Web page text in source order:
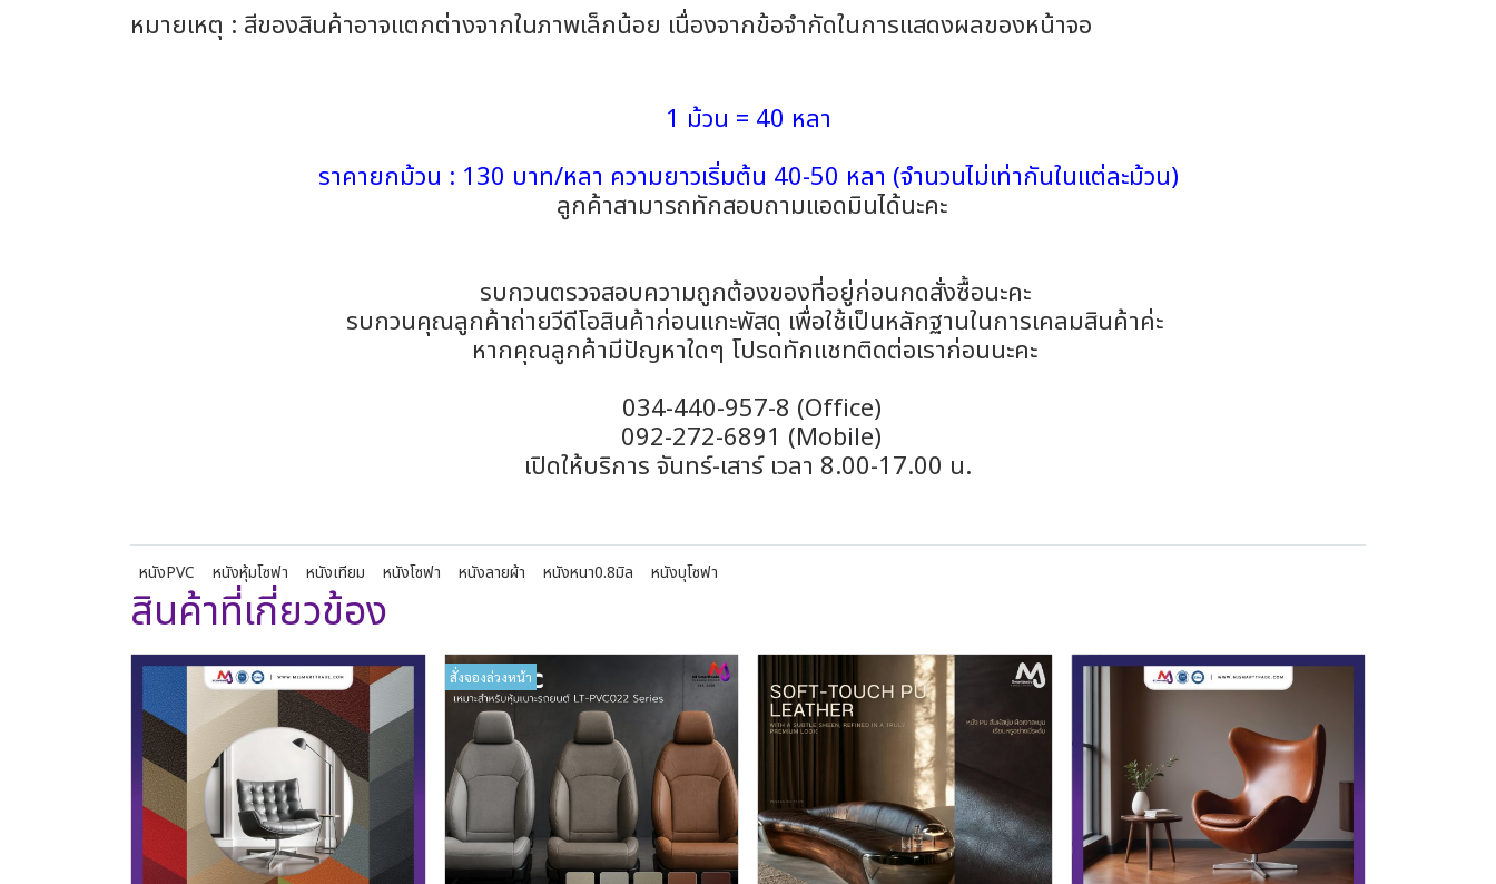
หมายเหตุ : สีของสินค้าอาจแตกต่างจากในภาพเล็กน้อย เนื่องจากข้อจำกัดในการแสดงผลของหน้าจอ
1 ม้วน = 40 หลา
ราคายกม้วน : 130 บาท/หลา ความยาวเริ่มต้น 40-50 หลา (จำนวนไม่เท่ากันในแต่ละม้วน)
ลูกค้าสามารถทักสอบถามแอดมินได้นะคะ
รบกวนตรวจสอบความถูกต้องของที่อยู่ก่อนกดสั่งซื้อนะคะ
รบกวนคุณลูกค้าถ่ายวีดีโอสินค้าก่อนแกะพัสดุ เพื่อใช้เป็นหลักฐานในการเคลมสินค้าค่ะ
หากคุณลูกค้ามีปัญหาใดๆ โปรดทักแชทติดต่อเราก่อนนะคะ
034-440-957-8 (Office)
092-272-6891 (Mobile)
เปิดให้บริการ จันทร์-เสาร์ เวลา 8.00-17.00 น.
หนังPVC หนังหุ้มโซฟา หนังเทียม หนังโซฟา หนังลายผ้า หนังหนา0.8มิล หนังบุโซฟา
สินค้าที่เกี่ยวข้อง
สั่งจองล่วงหน้า